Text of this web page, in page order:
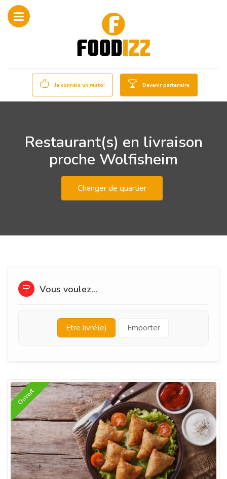
Je connais un resto! Devenir partenaire
Restaurant(s) en livraison
proche Wolfisheim
Changer de quartier
Vous voulez...
Etre livré(e) Emporter
Ouvert